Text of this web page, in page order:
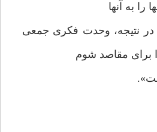
را به آنها
در نتیجه، وحدت فکری جمعی
برای مقاصد شوم